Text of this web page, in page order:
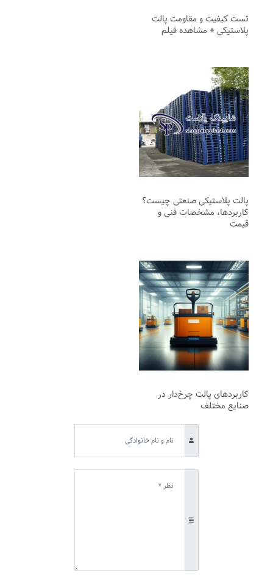
تست کیفیت و مقاومت پالت
پلاستیکی + مشاهده فیلم
پالت پلاستیکی صنعتی چیست؟
کاربردها، مشخصات فنی و
قیمت
کاربردهای پالت چرخ‌دار در
صنایع مختلف